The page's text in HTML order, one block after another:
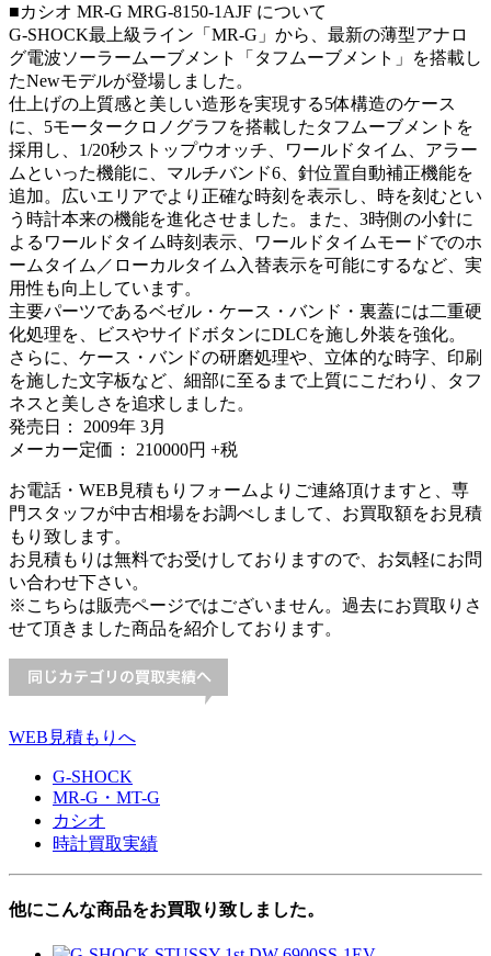
■カシオ MR-G MRG-8150-1AJF について
G-SHOCK最上級ライン「MR-G」から、最新の薄型アナロ
グ電波ソーラームーブメント「タフムーブメント」を搭載し
たNewモデルが登場しました。
仕上げの上質感と美しい造形を実現する5体構造のケース
に、5モータークロノグラフを搭載したタフムーブメントを
採用し、1/20秒ストップウオッチ、ワールドタイム、アラー
ムといった機能に、マルチバンド6、針位置自動補正機能を
追加。広いエリアでより正確な時刻を表示し、時を刻むとい
う時計本来の機能を進化させました。また、3時側の小針に
よるワールドタイム時刻表示、ワールドタイムモードでのホ
ームタイム／ローカルタイム入替表示を可能にするなど、実
用性も向上しています。
主要パーツであるベゼル・ケース・バンド・裏蓋には二重硬
化処理を、ビスやサイドボタンにDLCを施し外装を強化。
さらに、ケース・バンドの研磨処理や、立体的な時字、印刷
を施した文字板など、細部に至るまで上質にこだわり、タフ
ネスと美しさを追求しました。
発売日： 2009年 3月
メーカー定価： 210000円 +税
お電話・WEB見積もりフォームよりご連絡頂けますと、専
門スタッフが中古相場をお調べしまして、お買取額をお見積
もり致します。
お見積もりは無料でお受けしておりますので、お気軽にお問
い合わせ下さい。
※こちらは販売ページではございません。過去にお買取りさ
せて頂きました商品を紹介しております。
WEB見積もりへ
G-SHOCK
MR-G・MT-G
カシオ
時計買取実績
他にこんな商品をお買取り致しました。